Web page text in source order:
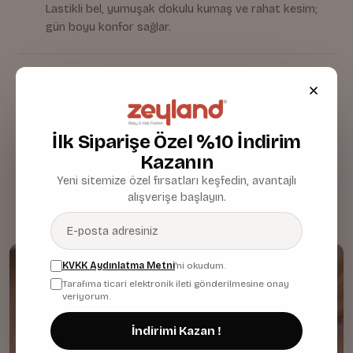
Lastikli bel, yumuşak dokulu kumaş ve rahat kesim;
gün boyu konfor sağlar.
Bakım & Temizlik
İlk Siparişe Özel %10 İndirim
Kazanın
Yeni sitemize özel fırsatları keşfedin, avantajlı
alışverişe başlayın.
KVKK Aydınlatma Metni'ni okudum.
Tarafıma ticari elektronik ileti gönderilmesine onay
veriyorum.
İndirimi Kazan !